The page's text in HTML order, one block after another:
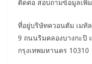
ติดต่อ สอบถามข้อมูลเพิ่
ที่อยู่บริษัทควอนตัม เมทั
9 ถนนริมคลองบางกะปิ
กรุงเทพมหานคร 10310